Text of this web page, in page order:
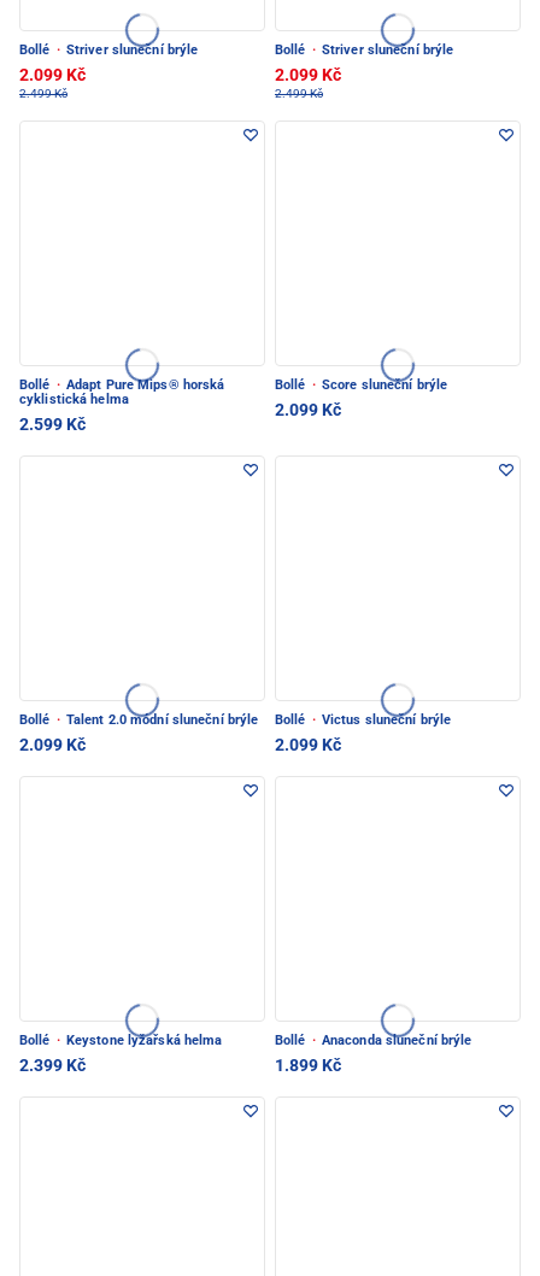
Bollé · Striver sluneční brýle
2.099 Kč
2.499 Kč
Bollé · Striver sluneční brýle
2.099 Kč
2.499 Kč
Bollé · Adapt Pure Mips® horská
cyklistická helma
2.599 Kč
Bollé · Score sluneční brýle
2.099 Kč
Bollé · Talent 2.0 módní sluneční brýle
2.099 Kč
Bollé · Victus sluneční brýle
2.099 Kč
Bollé · Keystone lyžařská helma
2.399 Kč
Bollé · Anaconda sluneční brýle
1.899 Kč